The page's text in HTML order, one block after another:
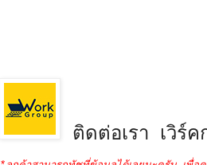
ติดต่อเรา เวิร์ค